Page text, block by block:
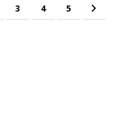
reading page
Page
3 Page
4 Page
5 Page
Järgmine